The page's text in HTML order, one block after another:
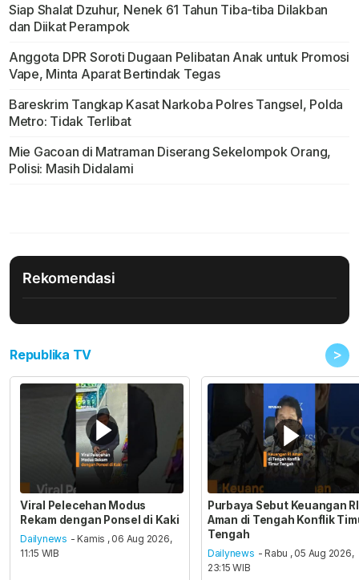
Siap Shalat Dzuhur, Nenek 61 Tahun Tiba-tiba Dilakban
dan Diikat Perampok
Anggota DPR Soroti Dugaan Pelibatan Anak untuk Promosi
Vape, Minta Aparat Bertindak Tegas
Bareskrim Tangkap Kasat Narkoba Polres Tangsel, Polda
Metro: Tidak Terlibat
Mie Gacoan di Matraman Diserang Sekelompok Orang,
Polisi: Masih Didalami
Rekomendasi
Republika TV >
Viral Pelecehan Modus
Rekam dengan Ponsel di Kaki
Dailynews - Kamis , 06 Aug 2026,
11:15 WIB
Purbaya Sebut Keuangan RI
Aman di Tengah Konflik
Tengah
Dailynews - Rabu , 05 Aug 2026,
23:15 WIB